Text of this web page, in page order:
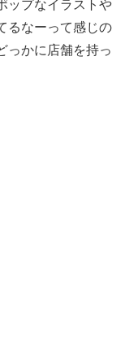
ップなイラストや
るなーって感じの
っかに店舗を持っ